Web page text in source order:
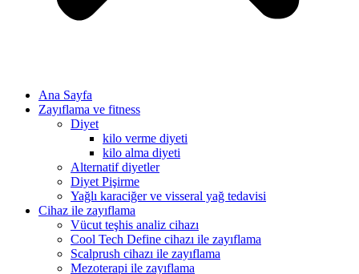
Ana Sayfa
Zayıflama ve fitness
Diyet
kilo verme diyeti
kilo alma diyeti
Alternatif diyetler
Diyet Pişirme
Yağlı karaciğer ve visseral yağ tedavisi
Cihaz ile zayıflama
Vücut teşhis analiz cihazı
Cool Tech Define cihazı ile zayıflama
Scalprush cihazı ile zayıflama
Mezoterapi ile zayıflama